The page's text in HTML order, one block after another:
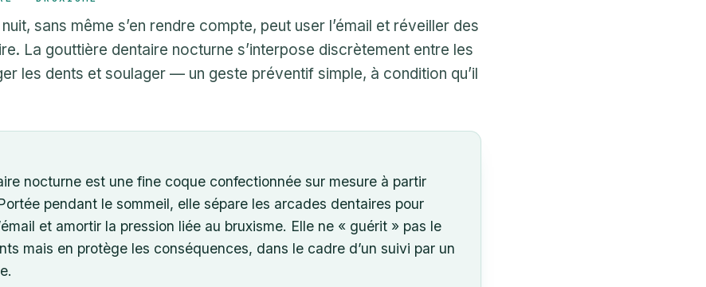
sans même s’en rendre compte, peut user l’émail et réveiller des
La gouttière dentaire nocturne s’interpose discrètement entre les
les dents et soulager — un geste préventif simple, à condition qu’il
nocturne est une fine coque confectionnée sur mesure à partir
pendant le sommeil, elle sépare les arcades dentaires pour
et amortir la pression liée au bruxisme. Elle ne « guérit » pas le
mais en protège les conséquences, dans le cadre d’un suivi par un